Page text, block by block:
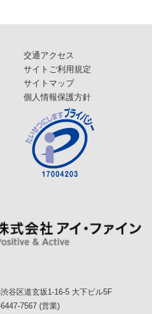
交通アクセス
サイトご利用規定
サイトマップ
個人情報保護方針
谷区道玄坂1-16-5 大下ビル5F
7567 (営業)